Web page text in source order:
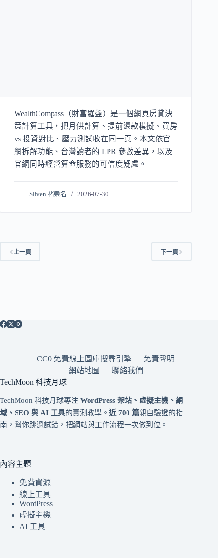
WealthCompass（財富羅盤）是一個網頁房貸決
策計算工具，把月供計算、提前還款模擬、買房
vs 投資對比、壓力測試收在同一頁。本文依官
網拆解功能、台灣讀者的 LPR 參數差異，以及
官網同時經營算命服務的可信度疑慮。
Sliven 褚崇名 2026-07-30
上一頁 下一頁
CC0 免費線上圖庫搜尋引擎
免責聲明
網站地圖
聯絡我們
TechMoon 科技月球
TechMoon 科技月球專注 WordPress 架站、虛擬主機、網
域、SEO 與 AI 工具的實測教學。 近 700 篇親自驗證的指
南，幫你跳過試錯，把網站與工作流程一次做到位。
內容主題
免費資源
線上工具
WordPress
虛擬主機
AI 工具